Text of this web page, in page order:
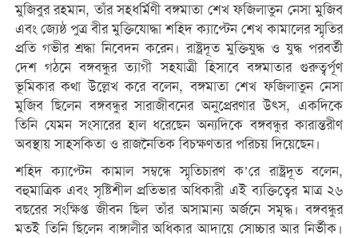
মুজিবুর রহমান, তাঁর সহধর্মিণী বঙ্গমাতা শেখ ফজিলাতুন নেসা মুজিব
এবং জ্যেষ্ঠ পুত্র বীর মুক্তিযোদ্ধা শহিদ ক্যাপ্টেন শেখ কামালের স্মৃতির
প্রতি গভীর শ্রদ্ধা নিবেদন করেন। রাষ্ট্রদূত মুক্তিযুদ্ধ ও যুদ্ধ পরবর্তী
দেশ গঠনে বঙ্গবন্ধুর ত্যাগী সহযাত্রী হিসাবে বঙ্গমাতার গুরুত্বর্পূণ
ভূমিকার কথা উল্লেখ করে বলেন, বঙ্গমাতা শেখ ফজিলাতুন নেসা
মুজিব ছিলেন বঙ্গবন্ধুর সারাজীবনের অনুপ্রেরণার উৎস, একদিকে
তিনি যেমন সংসারের হাল ধরেছেন অন্যদিকে বঙ্গবন্ধুর কারান্তরীণ
অবস্থায় সাহসকিতা ও রাজনৈতিক বিচক্ষণতার পরিচয় দিয়েছেন।
শহিদ ক্যাপ্টেন কামাল সম্বন্ধে স্মৃতিচারণ ক’রে রাষ্ট্রদূত বলেন,
বহুমাত্রিক এবং সৃষ্টিশীল প্রতিভার অধিকারী এই ব্যক্তিত্বের মাত্র ২৬
বছরের সংক্ষিপ্ত জীবন ছিল তাঁর অসামান্য অর্জনে সমৃদ্ধ। বঙ্গবন্ধুর
মতই তিনি ছিলেন বাঙ্গালীর অধিকার আদায়ে সোচ্চার আর নির্ভীক।